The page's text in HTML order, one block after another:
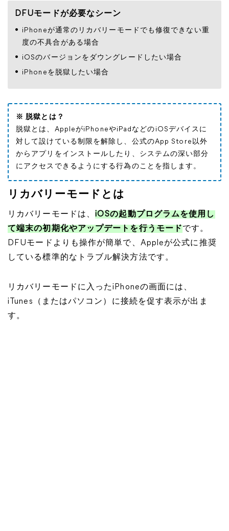
DFUモードが必要なシーン
iPhoneが通常のリカバリーモードでも修復できない重
度の不具合がある場合
iOSのバージョンをダウングレードしたい場合
iPhoneを脱獄したい場合
※ 脱獄とは？
脱獄とは、AppleがiPhoneやiPadなどのiOSデバイスに
対して設けている制限を解除し、公式のApp Store以外
からアプリをインストールしたり、システムの深い部分
にアクセスできるようにする行為のことを指します。
リカバリーモードとは
リカバリーモードは、 iOSの起動プログラムを使用し
て端末の初期化やアップデートを行うモード です。
DFUモードよりも操作が簡単で、Appleが公式に推奨
している標準的なトラブル解決方法です。
リカバリーモードに入ったiPhoneの画面には、
iTunes（またはパソコン）に接続を促す表示が出ま
す。